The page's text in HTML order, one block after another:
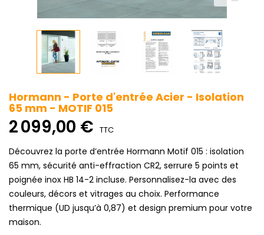
Hormann - Porte d'entrée Acier - Isolation
65 mm - MOTIF 015
2 099,00 € TTC
Découvrez la porte d’entrée Hormann Motif 015 : isolation
65 mm, sécurité anti-effraction CR2, serrure 5 points et
poignée inox HB 14-2 incluse. Personnalisez-la avec des
couleurs, décors et vitrages au choix. Performance
thermique (UD jusqu’à 0,87) et design premium pour votre
maison.